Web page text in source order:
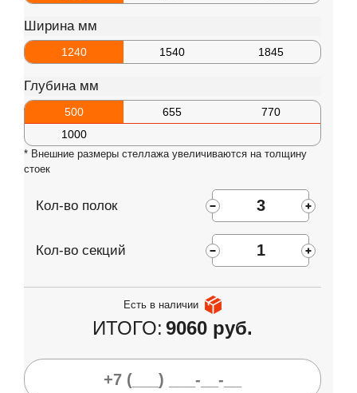
Ширина мм
1240 1540 1845
Глубина мм
500 655
770
1000
* Внешние размеры стеллажа увеличиваются на толщину
стоек
Кол-во полок
Кол-во секций
Есть в наличии
ИТОГО: 9060 руб.